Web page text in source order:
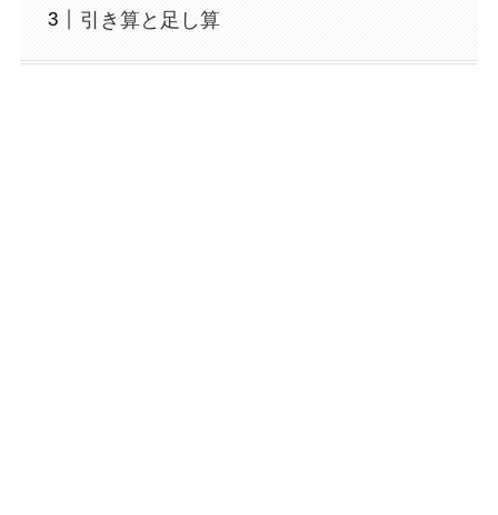
引き算と足し算